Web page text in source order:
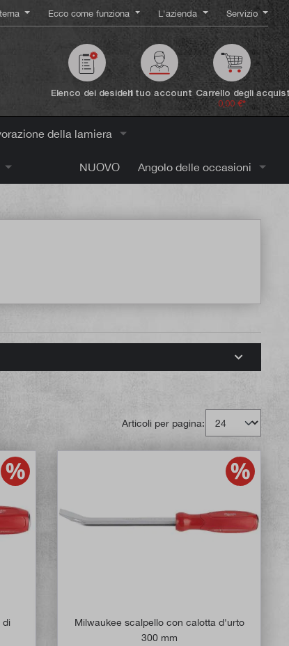
Ecco come funziona L'azienda Servizio
Elenco dei desideriIl tuo account Carrello degli
0,00 €*
della lamiera
NUOVO Angolo delle occasioni
Articoli per pagina:
di
Milwaukee scalpello con calotta d'urto
300 mm